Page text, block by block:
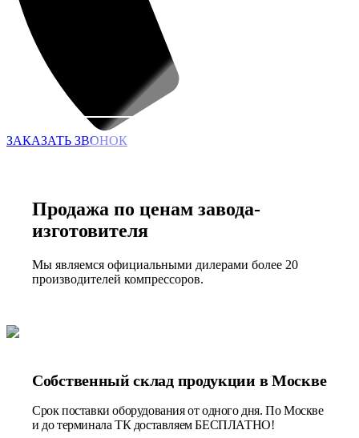
ЗАКАЗАТЬ ЗВОНОК
Продажа по ценам завода-
изготовителя
Мы являемся официальными дилерами более 20
производителей компрессоров.
Собственный склад продукции в Москве
Срок поставки оборудования от одного дня. По Москве
и до терминала ТК доставляем БЕСПЛАТНО!